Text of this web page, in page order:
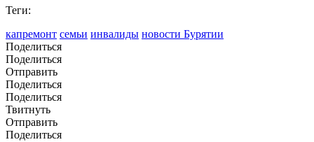
Теги:
капремонт семьи инвалиды новости Бурятии
Поделиться
Поделиться
Отправить
Поделиться
Поделиться
Твитнуть
Отправить
Поделиться